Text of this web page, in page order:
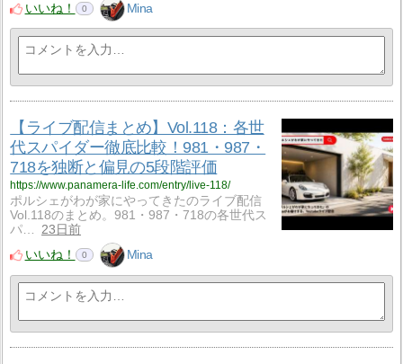
いいね！
0 Mina
【ライブ配信まとめ】Vol.118：各世
代スパイダー徹底比較！981・987・
718を独断と偏見の5段階評価
https://www.panamera-life.com/entry/live-118/
ポルシェがわが家にやってきたのライブ配信
Vol.118のまとめ。981・987・718の各世代ス
パ…
23日前
いいね！
0 Mina